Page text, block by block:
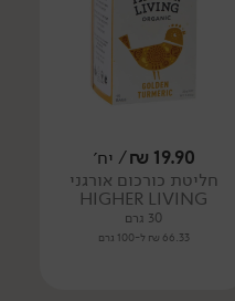
19.90
₪/ יח׳
חליטת כורכום אורגני
HIGHER LIVING
30 גרם
66.33 ₪ ל-100 גרם